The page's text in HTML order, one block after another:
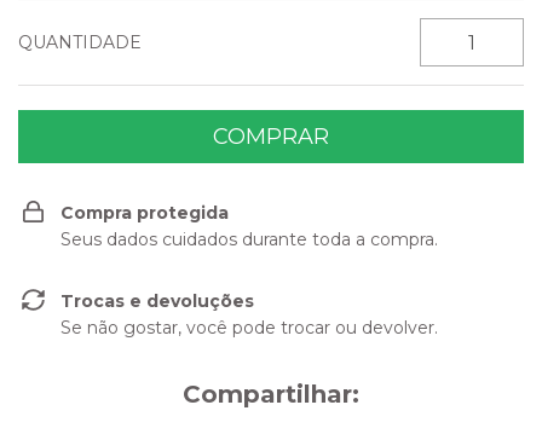
QUANTIDADE
Compra protegida
Seus dados cuidados durante toda a compra.
Trocas e devoluções
Se não gostar, você pode trocar ou devolver.
Compartilhar: